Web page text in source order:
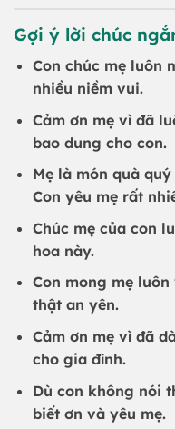
Gợi ý lời chúc
Con chúc mẹ luôn
nhiều niềm vui.
Cảm ơn mẹ vì đã
bao dung cho con.
Mẹ là món quà
Con yêu mẹ rất
Chúc mẹ của con
hoa này.
Con mong mẹ
thật an yên.
Cảm ơn mẹ vì đã
cho gia đình.
Dù con không nói
biết ơn và yêu mẹ.